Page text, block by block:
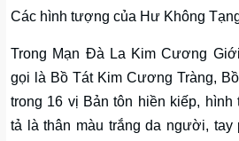
Các hình tượng của Hư Không
Trong Mạn Đà La Kim Cương
gọi là Bồ Tát Kim Cương Tràng,
trong 16 vị Bản tôn hiền kiếp,
tả là thân màu trắng da người, tay